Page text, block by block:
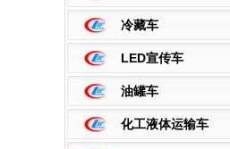
冷藏车
LED宣传车
油罐车
化工液体运输车